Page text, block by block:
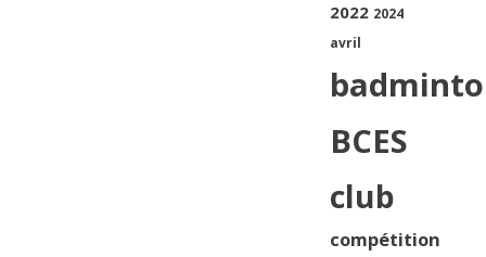
2022 2024
avril
BCES
club
compétition